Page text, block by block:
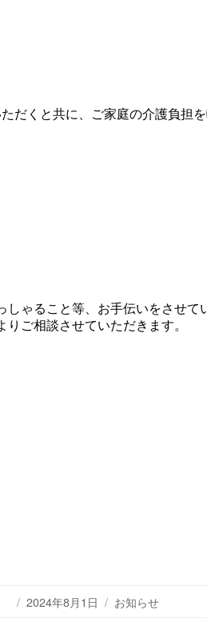
だくと共に、ご家庭の介護負担
ゃること等、お手伝いをさせ
ご相談させていただきます。
投
2024年8月1日
カ
お知らせ